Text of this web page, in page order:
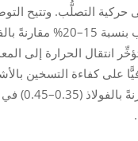
انتقال الحرارة إلى
إضافيًّا على كفاءة التسخين